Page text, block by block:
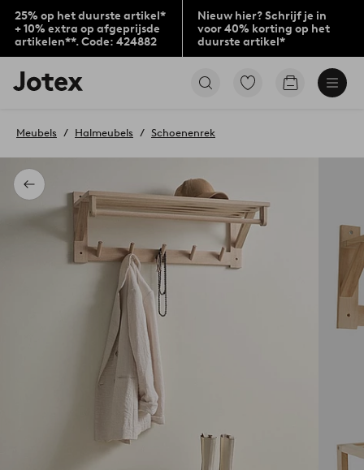
25% op het duurste artikel*
+ 10% extra op afgeprijsde
artikelen**. Code: 424882
Nieuw hier? Schrijf je in
voor 40% korting op het
duurste artikel*
Jotex
logo
to
home
page
Ga
Go
Terug
Meubels Halmeubels Schoenenrek